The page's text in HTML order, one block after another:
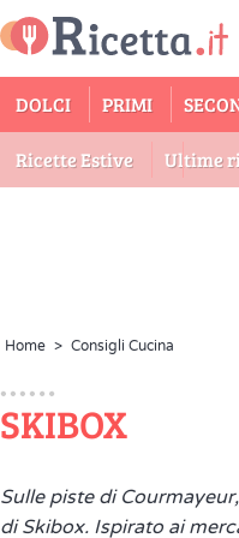
DOLCI PRIMI
Ricette Estive Ultime
Home > Consigli Cucina
SKIBOX
Sulle piste di
di Skibox. Ispirato ai